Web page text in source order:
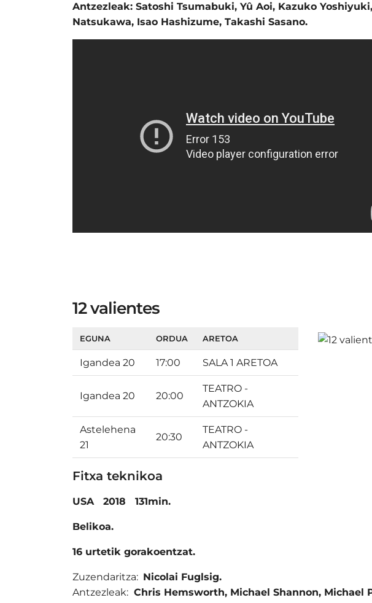
Antzezleak: Satoshi Tsumabuki, Yû Aoi, Kazuko Yoshiyuki,
Natsukawa, Isao Hashizume, Takashi Sasano.
12 valientes
EGUNA ORDUA ARETOA
Igandea 20 17:00 SALA 1 ARETOA
Igandea 20 20:00
TEATRO -
ANTZOKIA
Astelehena
21
20:30
TEATRO -
ANTZOKIA
Fitxa teknikoa
USA 2018 131min.
Belikoa.
16 urtetik gorakoentzat.
Zuzendaritza: Nicolai Fuglsig.
Antzezleak: Chris Hemsworth, Michael Shannon, Michael